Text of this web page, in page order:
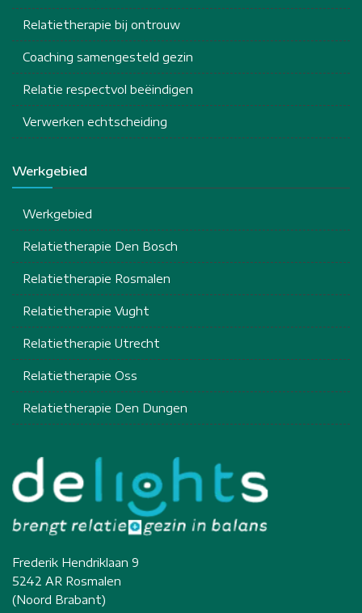
Relatietherapie bij ontrouw
Coaching samengesteld gezin
Relatie respectvol beëindigen
Verwerken echtscheiding
Werkgebied
Werkgebied
Relatietherapie Den Bosch
Relatietherapie Rosmalen
Relatietherapie Vught
Relatietherapie Utrecht
Relatietherapie Oss
Relatietherapie Den Dungen
Frederik Hendriklaan 9
5242 AR Rosmalen
(Noord Brabant)